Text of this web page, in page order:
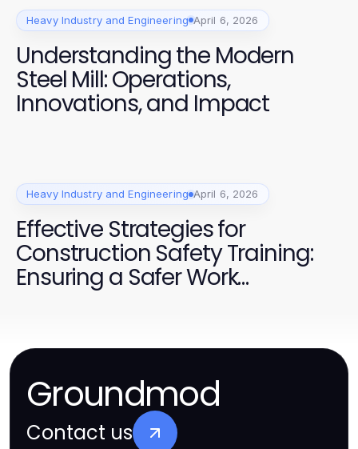
Heavy Industry and Engineering April 6, 2026
Understanding the Modern
Steel Mill: Operations,
Innovations, and Impact
Heavy Industry and Engineering April 6, 2026
Effective Strategies for
Construction Safety Training:
Ensuring a Safer Work
Groundmod
Contact us